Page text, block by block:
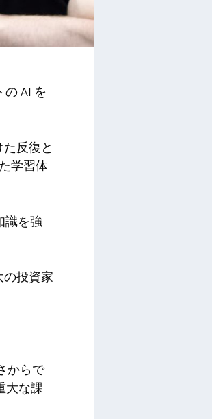
AI を
反復と
学習体
識を強
の投資家
からで
大な課